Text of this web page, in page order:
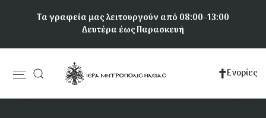
Τα γραφεία μας λειτουργούν από 08:00-13:00
Δευτέρα έως Παρασκευή
Κεντρική
πλοήγηση
Ενορίες